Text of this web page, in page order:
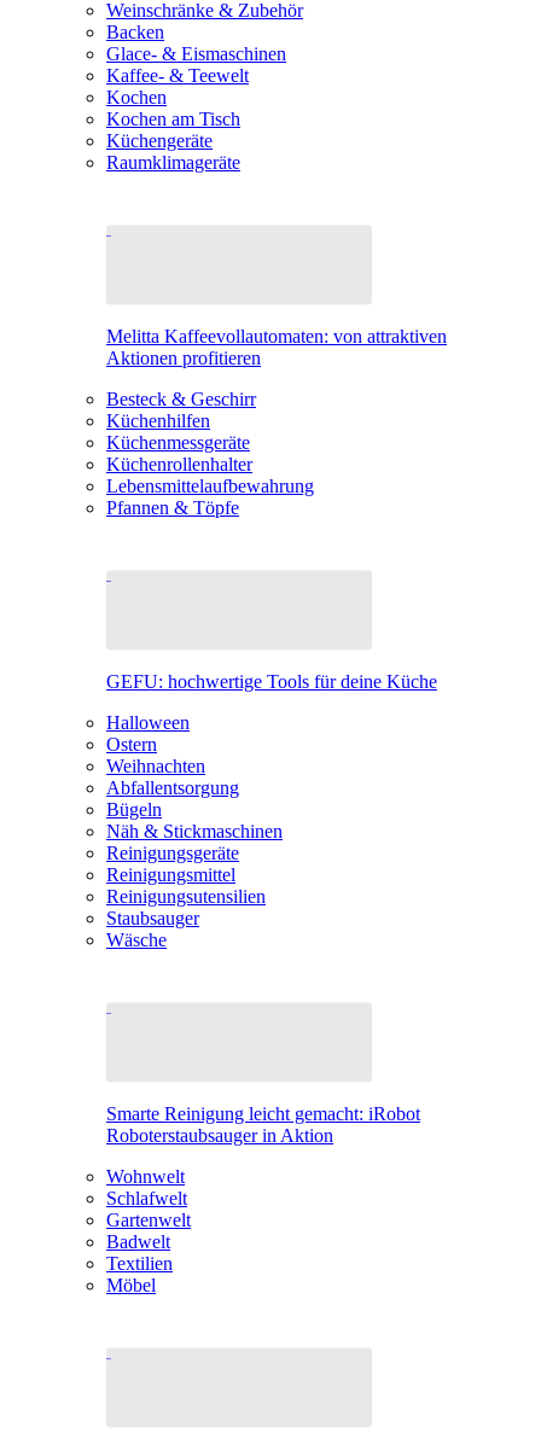
Weinschränke & Zubehör
Backen
Glace- & Eismaschinen
Kaffee- & Teewelt
Kochen
Kochen am Tisch
Küchengeräte
Raumklimageräte
Melitta Kaffeevollautomaten: von attraktiven
Aktionen profitieren
Besteck & Geschirr
Küchenhilfen
Küchenmessgeräte
Küchenrollenhalter
Lebensmittelaufbewahrung
Pfannen & Töpfe
GEFU: hochwertige Tools für deine Küche
Halloween
Ostern
Weihnachten
Abfallentsorgung
Bügeln
Näh & Stickmaschinen
Reinigungsgeräte
Reinigungsmittel
Reinigungsutensilien
Staubsauger
Wäsche
Smarte Reinigung leicht gemacht: iRobot
Roboterstaubsauger in Aktion
Wohnwelt
Schlafwelt
Gartenwelt
Badwelt
Textilien
Möbel